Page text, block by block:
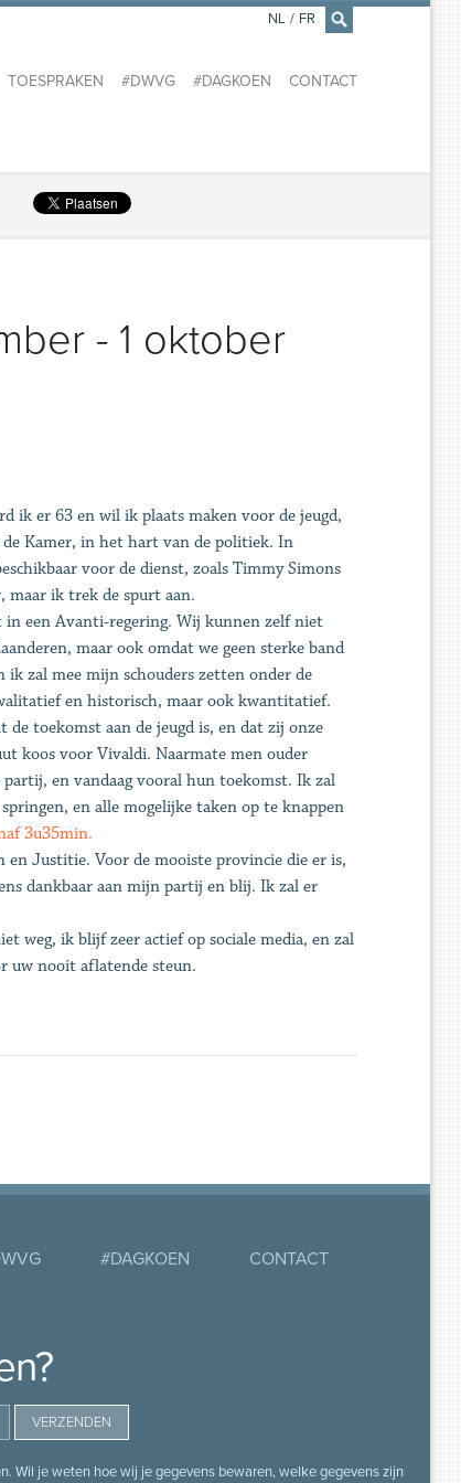
×
TOESPRAKEN #DWVG #DAGKOEN CONTACT
NL / FR
- 1 oktober
ik er 63 en wil ik plaats maken voor de jeugd,
Kamer, in het hart van de politiek. In
voor de dienst, zoals Timmy Simons
maar ik trek de spurt aan.
in een Avanti-regering. Wij kunnen zelf niet
maar ook omdat we geen sterke band
zal mee mijn schouders zetten onder de
en historisch, maar ook kwantitatief.
toekomst aan de jeugd is, en dat zij onze
koos voor Vivaldi. Naarmate men ouder
en vandaag vooral hun toekomst. Ik zal
en alle mogelijke taken op te knappen
3u35min.
Justitie. Voor de mooiste provincie die er is,
dankbaar aan mijn partij en blij. Ik zal er
weg, ik blijf zeer actief op sociale media, en zal
uw nooit aflatende steun.
#DAGKOEN CONTACT
Wil je weten hoe wij je gegevens bewaren, welke gegevens zijn